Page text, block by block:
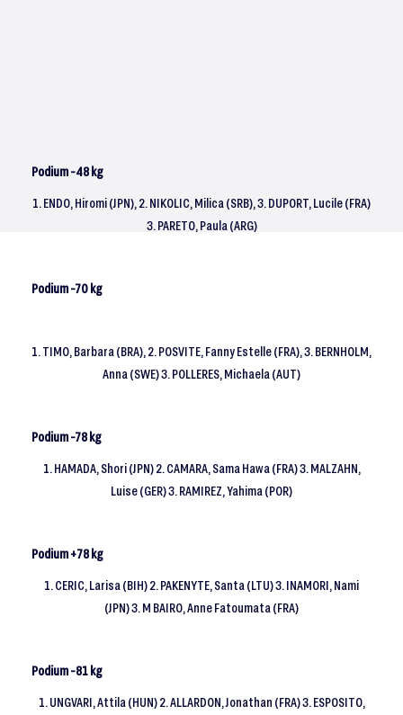
Podium -48 kg
1. ENDO, Hiromi (JPN), 2. NIKOLIC, Milica (SRB), 3. DUPORT, Lucile (FRA)
3. PARETO, Paula (ARG)
Podium -70 kg
1. TIMO, Barbara (BRA), 2. POSVITE, Fanny Estelle (FRA), 3. BERNHOLM,
Anna (SWE) 3. POLLERES, Michaela (AUT)
Podium -78 kg
1. HAMADA, Shori (JPN) 2. CAMARA, Sama Hawa (FRA) 3. MALZAHN,
Luise (GER) 3. RAMIREZ, Yahima (POR)
Podium +78 kg
1. CERIC, Larisa (BIH) 2. PAKENYTE, Santa (LTU) 3. INAMORI, Nami
(JPN) 3. M BAIRO, Anne Fatoumata (FRA)
Podium -81 kg
1. UNGVARI, Attila (HUN) 2. ALLARDON, Jonathan (FRA) 3. ESPOSITO,